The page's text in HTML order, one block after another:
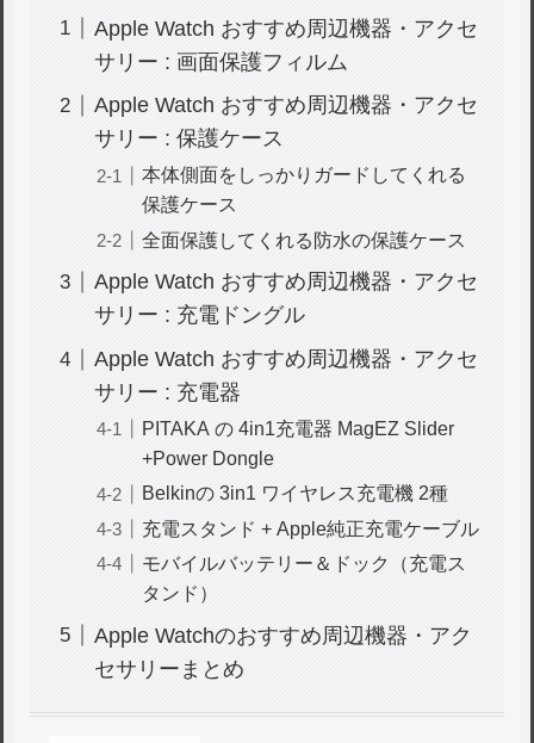
Apple Watch おすすめ周辺機器・アクセ
サリー : 画面保護フィルム
Apple Watch おすすめ周辺機器・アクセ
サリー : 保護ケース
本体側面をしっかりガードしてくれる
保護ケース
全面保護してくれる防水の保護ケース
Apple Watch おすすめ周辺機器・アクセ
サリー : 充電ドングル
Apple Watch おすすめ周辺機器・アクセ
サリー : 充電器
PITAKA の 4in1充電器 MagEZ Slider
+Power Dongle
Belkinの 3in1 ワイヤレス充電機 2種
充電スタンド + Apple純正充電ケーブル
モバイルバッテリー＆ドック（充電ス
タンド）
Apple Watchのおすすめ周辺機器・アク
セサリーまとめ